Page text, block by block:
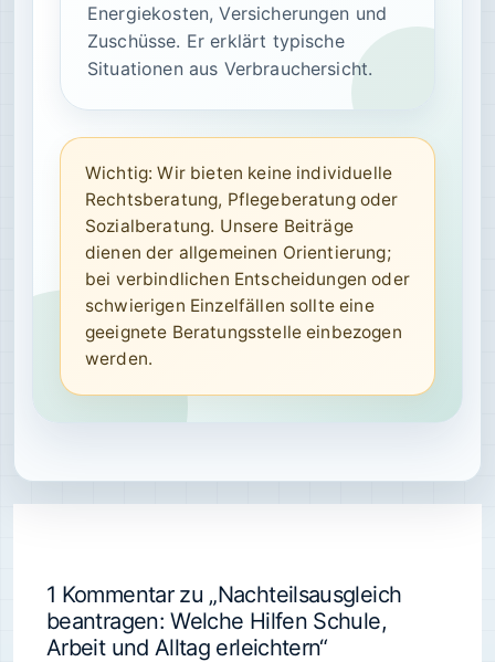
Energiekosten, Versicherungen und
Zuschüsse. Er erklärt typische
Situationen aus Verbrauchersicht.
Wichtig: Wir bieten keine individuelle
Rechtsberatung, Pflegeberatung oder
Sozialberatung. Unsere Beiträge
dienen der allgemeinen Orientierung;
bei verbindlichen Entscheidungen oder
schwierigen Einzelfällen sollte eine
geeignete Beratungsstelle einbezogen
werden.
1 Kommentar zu „Nachteilsausgleich
beantragen: Welche Hilfen Schule,
Arbeit und Alltag erleichtern“